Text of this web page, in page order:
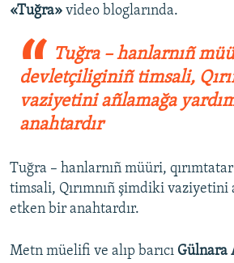
«Tuğra» video bloglarında.
Tuğra – hanlarnıñ
devletçiliginiñ timsali,
vaziyetini añlamağa
anahtardır
Tuğra – hanlarnıñ müüri,
timsali, Qırımnıñ şimdiki vaziyetini
etken bir anahtardır.
Metn müelifi ve alıp barıcı Gülnara